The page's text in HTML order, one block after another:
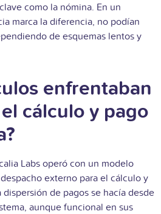
como la nómina. En un
marca la diferencia, no podían
de esquemas lentos y
enfrentaban
cálculo y pago
Labs operó con un modelo
externo para el cálculo y
de pagos se hacía desde
aunque funcional en sus